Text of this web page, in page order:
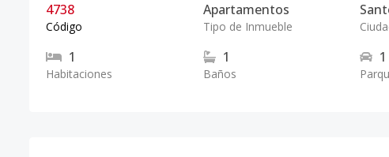
4738
Código
Apartamentos
Tipo de Inmueble
1
Habitaciones
1
Baños
1